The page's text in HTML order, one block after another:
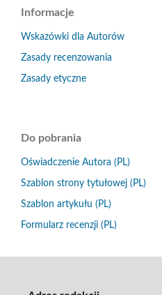
Informacje
Wskazówki dla Autorów
Zasady recenzowania
Zasady etyczne
Do pobrania
Oświadczenie Autora (PL)
Szablon strony tytułowej (PL)
Szablon artykułu (PL)
Formularz recenzji (PL)